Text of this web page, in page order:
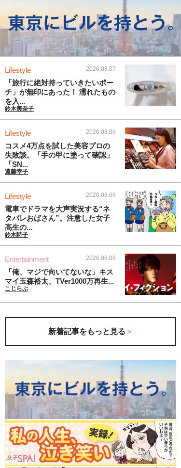
Lifestyle 2026.08.07
「旅行に絶対持っていきたいポー
チ」が無印にあった！ 濡れたもの
を入...
鈴木美奈子
Lifestyle 2026.08.06
コスメ4万点を試した美容プロの
失敗談。「手の甲に塗って確認」
「SN...
遠藤幸子
Lifestyle 2026.08.06
電車でドラマを大声実況する“ネ
タバレおばさん”。注意した女子
高生の...
鈴木詩子
Entertainment 2026.08.06
「俺、マジで向いてないな」キス
マイ玉森裕太、TVer1000万再生...
こじらぶ
新着記事をもっと見る